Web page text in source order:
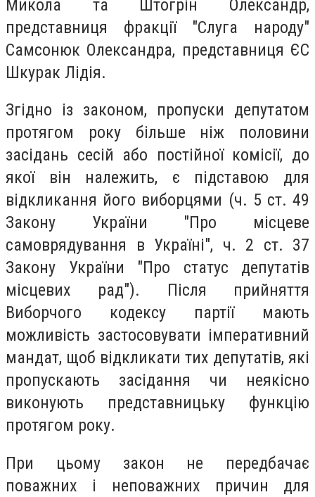
Микола та Штогрін Олександр,
представниця фракції "Слуга народу"
Самсонюк Олександра, представниця ЄС
Шкурак Лідія.
Згідно із законом, пропуски депутатом
протягом року більше ніж половини
засідань сесій або постійної комісії, до
якої він належить, є підставою для
відкликання його виборцями (ч. 5 ст. 49
Закону України "Про місцеве
самоврядування в Україні", ч. 2 ст. 37
Закону України "Про статус депутатів
місцевих рад"). Після прийняття
Виборчого кодексу партії мають
можливість застосовувати імперативний
мандат, щоб відкликати тих депутатів, які
пропускають засідання чи неякісно
виконують представницьку функцію
протягом року.
При цьому закон не передбачає
поважних і неповажних причин для